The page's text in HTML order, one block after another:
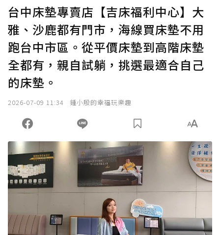
台中床墊專賣店【吉床福利中心】大
雅、沙鹿都有門市，海線買床墊不用
跑台中市區。從平價床墊到高階床墊
全都有，親自試躺，挑選最適合自己
的床墊。
2026-07-09 11:34 鍾小殷的幸福玩樂趣